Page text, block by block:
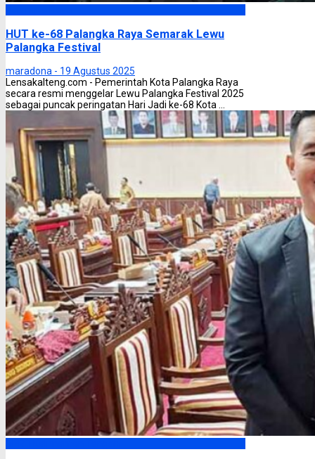
HUT ke-68 Palangka Raya Semarak Lewu
Palangka Festival
maradona - 19 Agustus 2025
Lensakalteng.com - Pemerintah Kota Palangka Raya
secara resmi menggelar Lewu Palangka Festival 2025
sebagai puncak peringatan Hari Jadi ke-68 Kota ...